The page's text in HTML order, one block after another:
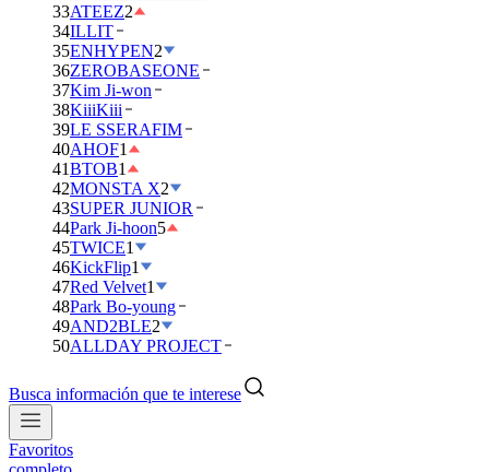
33ATEEZ2
34ILLIT
35ENHYPEN2
36ZEROBASEONE
37Kim Ji-won
38KiiiKiii
39LE SSERAFIM
40AHOF1
41BTOB1
42MONSTA X2
43SUPER JUNIOR
44Park Ji-hoon5
45TWICE1
46KickFlip1
47Red Velvet1
48Park Bo-young
49AND2BLE2
50ALLDAY PROJECT
Busca información que te interese
Favoritos